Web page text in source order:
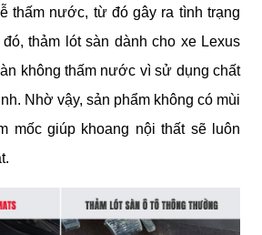
thấm nước, từ đó gây ra tình trạng
thảm lót sàn dành cho xe Lexus
không thấm nước vì sử dụng chất
Nhờ vậy, sản phẩm không có mùi
mốc giúp khoang nội thất sẽ luôn